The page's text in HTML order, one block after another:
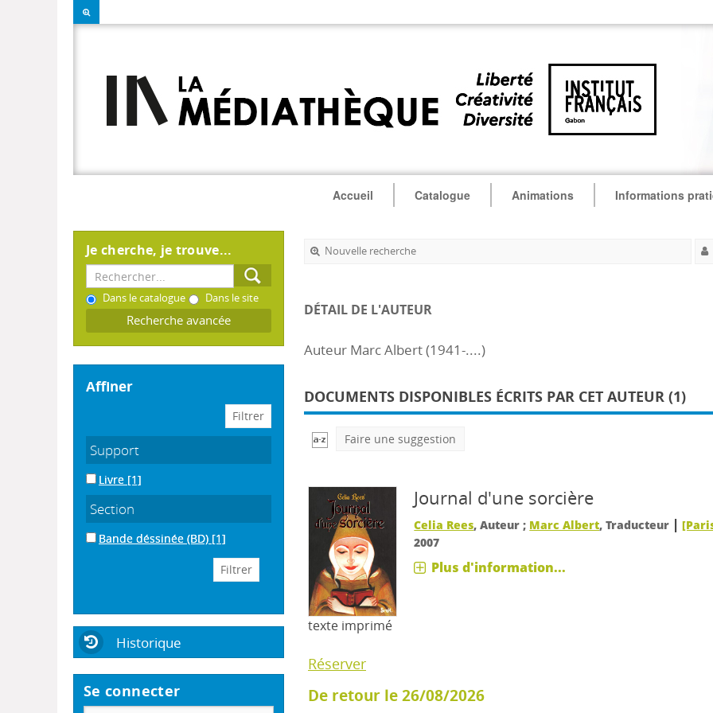
Accueil Catalogue Animations Informations
Je cherche, je trouve...
Dans le catalogue Dans le site
Recherche avancée
affiner
Support
Livre [1]
Section
Bande déssinée (BD) [1]
Historique
Se connecter
Nouvelle recherche
DÉTAIL DE L'AUTEUR
Auteur Marc Albert (1941-....)
DOCUMENTS DISPONIBLES ÉCRITS PAR CET AUTEUR (1)
Faire une suggestion
texte imprimé
Journal d'une sorcière
Celia Rees, Auteur ; Marc Albert, Traducteur |
2007
Plus d'information...
Réserver
De retour le 26/08/2026